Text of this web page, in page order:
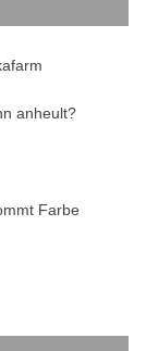
anheult?
Farbe